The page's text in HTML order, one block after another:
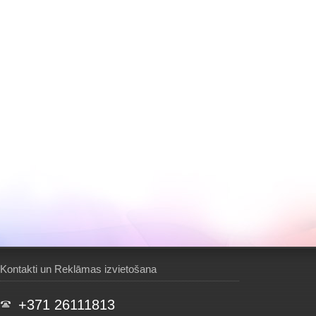
Kontakti un Reklāmas izvietošana
+371 26111813